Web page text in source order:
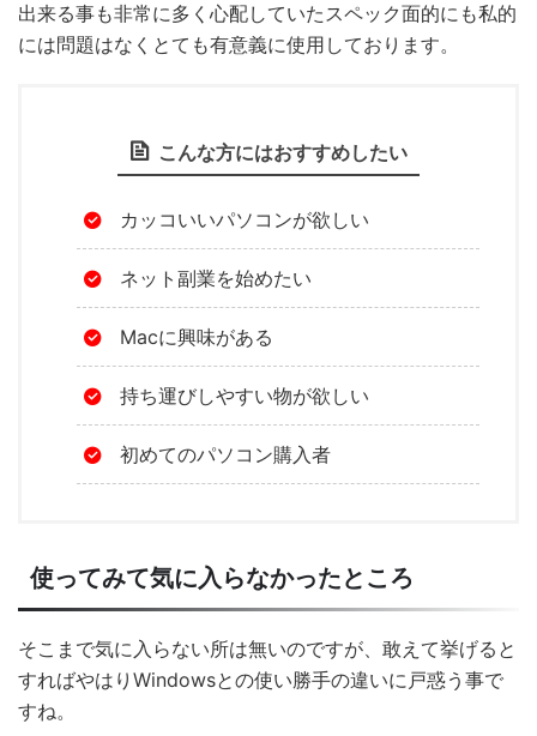
出来る事も非常に多く心配していたスペック面的にも私的
には問題はなくとても有意義に使用しております。
こんな方にはおすすめしたい
カッコいいパソコンが欲しい
ネット副業を始めたい
Macに興味がある
持ち運びしやすい物が欲しい
初めてのパソコン購入者
使ってみて気に入らなかったところ
そこまで気に入らない所は無いのですが、敢えて挙げると
すればやはりWindowsとの使い勝手の違いに戸惑う事で
すね。